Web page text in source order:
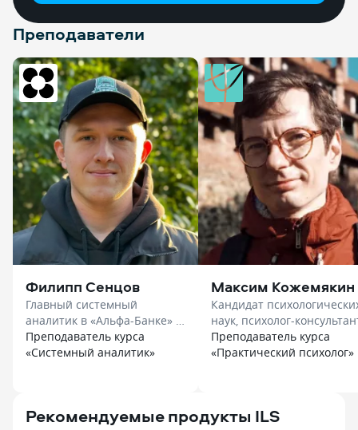
Преподаватели
Филипп Сенцов
Главный системный
аналитик в «Альфа-Банке» в
«Нетология»
Преподаватель курса
«Системный аналитик»
Максим Кожемякин
Кандидат
наук, психолог-
доцент в «Smart»
Преподаватель курса
«Практический психолог»
Рекомендуемые продукты ILS